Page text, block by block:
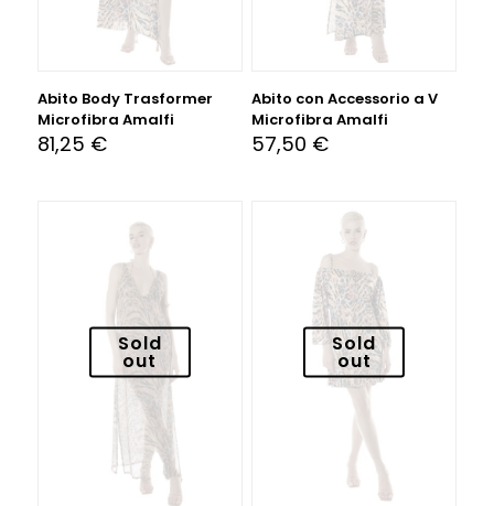
Abito Body Trasformer
Microfibra Amalfi
81,25 €
Abito con Accessorio a V
Microfibra Amalfi
57,50 €
Sold
out
Sold
out